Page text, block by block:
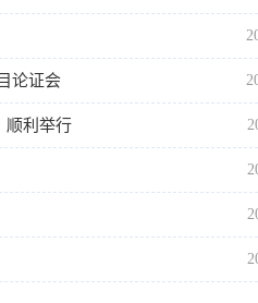
论证会
顺利举行